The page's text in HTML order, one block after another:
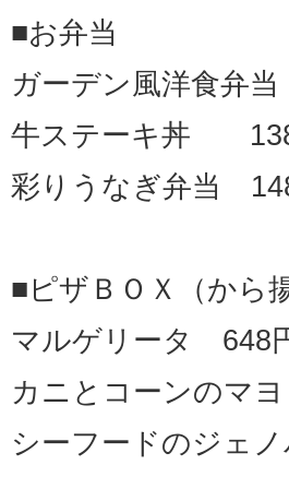
■お弁当
ガーデン風洋食弁
牛ステーキ丼
彩りうなぎ弁当
■ピザＢＯＸ（から
マルゲリータ 648
カニとコーンのマ
シーフードのジェ